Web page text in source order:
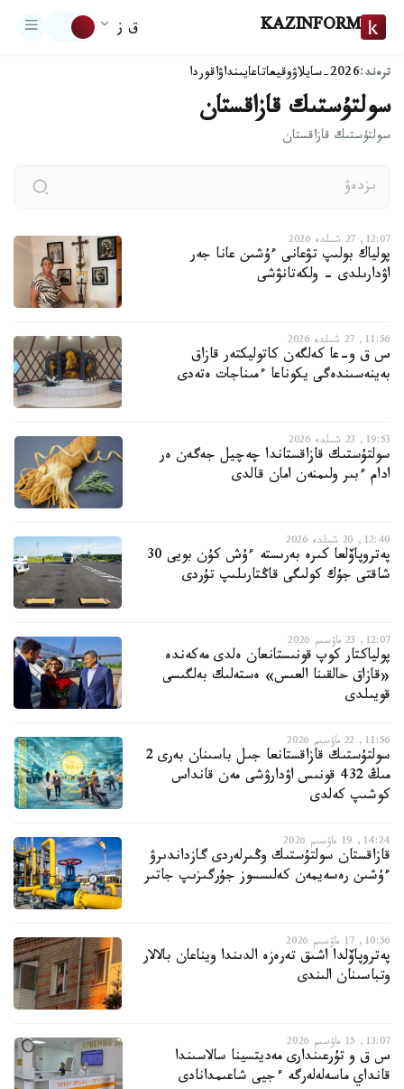
KAZINFORM ق ز
ترەند:2026-سايلاۋ وقيعاتاعايىنداۋاقوردا
سولتۇستىك قازاقستان
سولتۇستىك قازاقستان
12:07, 27 شىلدە 2026
پولياك بولىپ تۋعانى ءۇشىن عانا جەر
اۋدارىلدى - ولكەتانۋشى
11:56, 27 شىلدە 2026
س ق و-عا كەلگەن كاتوليكتەر قازاق
بەينەسىندەگى يكوناعا ءمىناجات ەتەدى
19:53, 23 شىلدە 2026
سولتۇستىك قازاقستاندا چەچيل جەگەن ەر
ادام ءبىر ولىمنەن امان قالدى
12:40, 20 شىلدە 2026
پەتروپاۆلعا كىرە بەرىستە ءۇش كۇن بويى 30
شاقتى جۇك كولىگى قاڭتارىلىپ تۇردى
12:07, 23 ماۋسىم 2026
پولياكتار كوپ قونىستانعان ەلدى مەكەندە
«قازاق حالقىنا العىس» ەستەلىك بەلگىسى
قويىلدى
11:56, 22 ماۋسىم 2026
سولتۇستىك قازاقستانعا جىل باسىنان بەرى 2
مىڭ 432 قونىس اۋدارۋشى مەن قانداس
كوشىپ كەلدى
14:24, 19 ماۋسىم 2026
قازاقستان سولتۇستىك وڭىرلەردى گازداندىرۋ
ءۇشىن رەسەيمەن كەلىسسوز جۇرگىزىپ جاتىر
10:56, 17 ماۋسىم 2026
پەتروپاۆلدا اشىق تەرەزە الدىندا ويناعان بالالار
وتباسىنان الىندى
13:07, 15 ماۋسىم 2026
س ق و تۇرعىندارى مەديتسينا سالاسىندا
قانداي ماسەلەلەرگە ءجيى شاعىمدانادى